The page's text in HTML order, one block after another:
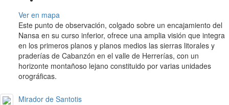
Ver en mapa
Este punto de observación, colgado sobre un encajamiento del
Nansa en su curso inferior, ofrece una amplia visión que integra
en los primeros planos y planos medios las sierras litorales y
praderías de Cabanzón en el valle de Herrerías, con un
horizonte montañoso lejano constituido por varias unidades
orográficas.
Mirador de Santotis